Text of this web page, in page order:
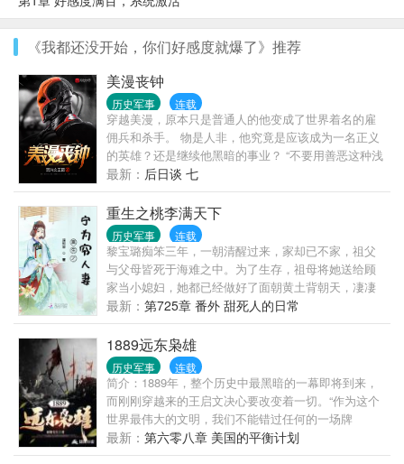
《我都还没开始，你们好感度就爆了》推荐
美漫丧钟
历史军事 连载
穿越美漫，原本只是普通人的他变成了世界着名的雇
佣兵和杀手。 物是人非，他究竟是应该成为一名正义
的英雄？还是继续他黑暗的事业？ “不要用善恶这种浅
薄的观念来衡量我，我只做自己想做的事情。”主角突
然出现在了胡编作品简介的本书作者身后，一拳把他
打飞了出去：“事情本来很简单，我即是所有人耳边响
起的丧钟！”
最新： 后日谈 七
重生之桃李满天下
历史军事 连载
黎宝璐痴笨三年，一朝清醒过来，家却已不家，祖父
与父母皆死于海难之中。为了生存，祖母将她送给顾
家当小媳妇，她都已经做好了面朝黄土背朝天，凄凄
惨惨戚戚的心理准备，可到了人家家里却是被捧在手
心里的怎么办？新书《富二代修仙日常》已开坑，敬
请关注。请放心跳坑，已完结作品有《重生娘子在种
田》《农家小地主》《随身空间：玉石良缘》和《终
归田居》。读者群：307547705，敲门砖是雨竹名下的
任意主角名字，欢迎书友们进群聊天打发时间，不
对，是进行友好交流
最新： 第725章 番外 甜死人的日常
1889远东枭雄
历史军事 连载
简介：1889年，整个历史中最黑暗的一幕即将到来，
而刚刚穿越来的王启文决心要改变着一切。“作为这个
世界最伟大的文明，我们不能错过任何的一场牌
局！”（一切皆发生在另一时空，与现实世界毫无关
联）
最新： 第六零八章 美国的平衡计划